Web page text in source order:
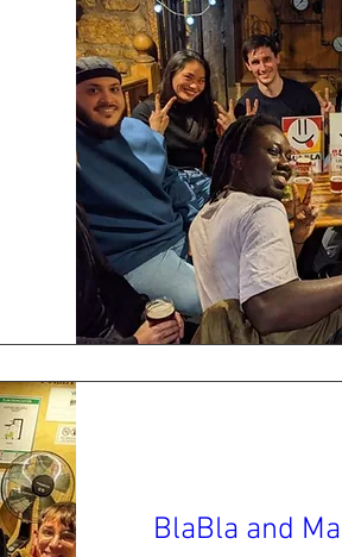
BlaBla and